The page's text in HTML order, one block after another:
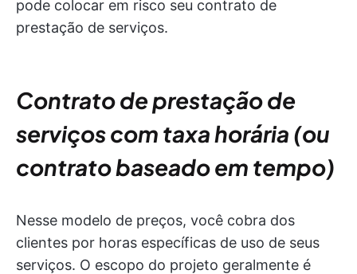
pode colocar em risco seu contrato de
prestação de serviços.
Contrato de prestação de
serviços com taxa horária (ou
contrato baseado em tempo)
Nesse modelo de preços, você cobra dos
clientes por horas específicas de uso de seus
serviços. O escopo do projeto geralmente é